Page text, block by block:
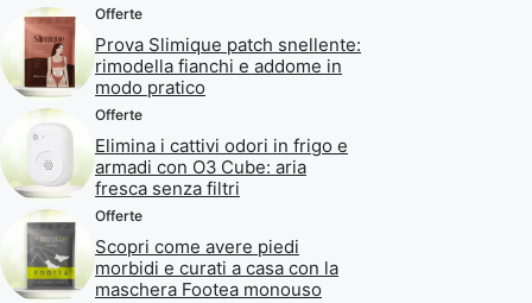
Offerte
Prova Slimique patch snellente:
rimodella fianchi e addome in
modo pratico
Offerte
Elimina i cattivi odori in frigo e
armadi con O3 Cube: aria
fresca senza filtri
Offerte
Scopri come avere piedi
morbidi e curati a casa con la
maschera Footea monouso